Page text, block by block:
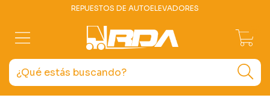
REPUESTOS DE AUTOELEVADORES